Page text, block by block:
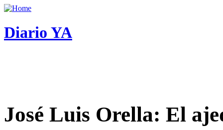
Diario YA
José Luis Orella: El